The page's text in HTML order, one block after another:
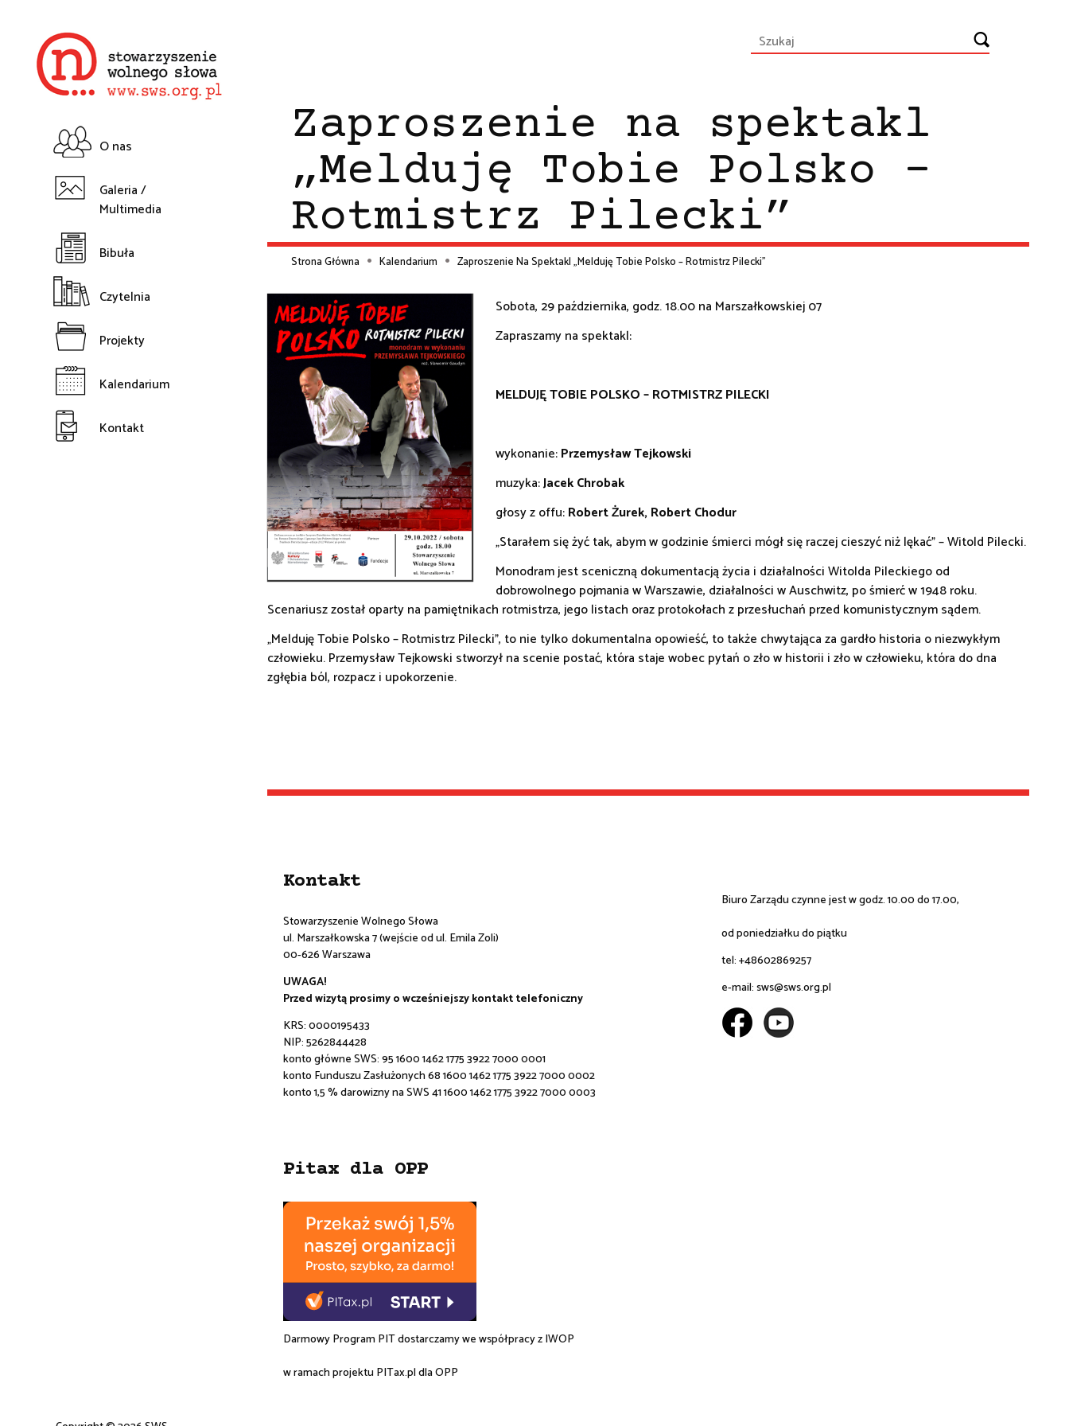
Główna
nawigacja
O nas
Galeria /
Multimedia
Bibuła
Czytelnia
Projekty
Kalendarium
Kontakt
Zaproszenie na spektakl
„Melduję Tobie Polsko –
Rotmistrz Pilecki”
Ścieżka
nawigacyjna
Strona Główna Kalendarium Zaproszenie Na Spektakl „Melduję Tobie Polsko – Rotmistrz Pilecki”
Sobota, 29 października, godz. 18.00 na Marszałkowskiej 07
Zapraszamy na spektakl:
MELDUJĘ TOBIE POLSKO – ROTMISTRZ PILECKI
wykonanie:Przemysław Tejkowski
muzyka:Jacek Chrobak
głosy z offu:Robert Żurek, Robert Chodur
„Starałem się żyć tak, abym w godzinie śmierci mógł się raczej cieszyć niż lękać” – Witold Pilecki.
Monodram jest sceniczną dokumentacją życia i działalności Witolda Pileckiego od
dobrowolnego pojmania w Warszawie, działalności w Auschwitz, po śmierć w 1948 roku.
Scenariusz został oparty na pamiętnikach rotmistrza, jego listach oraz protokołach z przesłuchań przed komunistycznym sądem.
„Melduję Tobie Polsko – Rotmistrz Pilecki”, to nie tylko dokumentalna opowieść, to także chwytająca za gardło historia o niezwykłym
człowieku. Przemysław Tejkowski stworzył na scenie postać, która staje wobec pytań o zło w historii i zło w człowieku, która do dna
zgłębia ból, rozpacz i upokorzenie.
Kontakt
Stowarzyszenie Wolnego Słowa
ul. Marszałkowska 7 (wejście od ul. Emila Zoli)
00-626 Warszawa
UWAGA!
Przed wizytą prosimy o wcześniejszy kontakt telefoniczny
KRS: 0000195433
NIP: 5262844428
konto główne SWS:95 1600 1462 1775 3922 7000 0001
konto Funduszu Zasłużonych 68 1600 1462 1775 3922 7000 0002
konto 1,5 % darowizny na SWS 41 1600 1462 1775 3922 7000 0003
Biuro Zarządu czynne jest w godz. 10.00 do 17.00,
od poniedziałku do piątku
tel: +48602869257
e-mail:sws@sws.org.pl
Pitax dla OPP
Darmowy Program PIT dostarczamy we współpracy zIWOP
w ramach projektu PITax.pldla OPP